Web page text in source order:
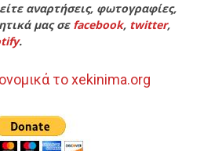
αναρτήσεις, φωτογραφίες,
μας σε facebook, twitter,
.
το xekinima.org